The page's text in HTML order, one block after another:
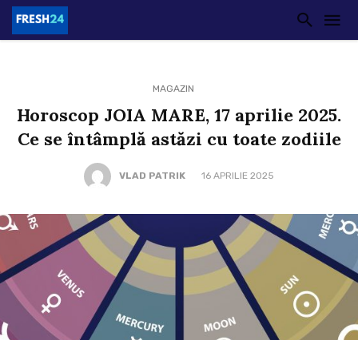
MAGAZIN
Horoscop JOIA MARE, 17 aprilie 2025.
Ce se întâmplă astăzi cu toate zodiile
VLAD PATRIK 16 APRILIE 2025